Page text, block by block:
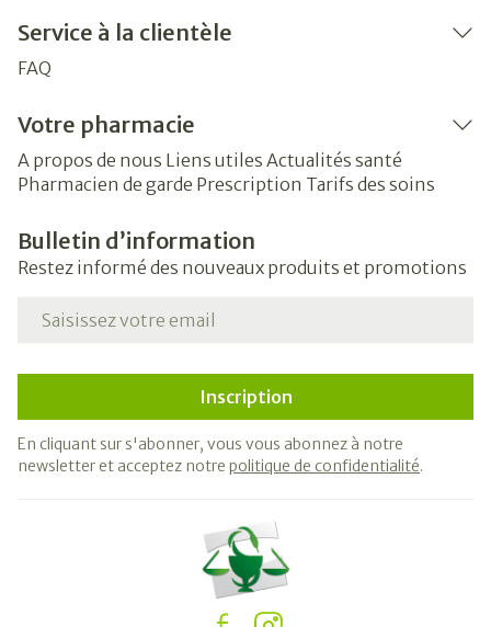
Service à la clientèle
FAQ
Votre pharmacie
A propos de nous Liens utiles Actualités santé
Pharmacien de garde Prescription Tarifs des soins
Bulletin d’information
Restez informé des nouveaux produits et promotions
Adresse mail
Inscription
En cliquant sur s'abonner, vous vous abonnez à notre
newsletter et acceptez notre politique de confidentialité.